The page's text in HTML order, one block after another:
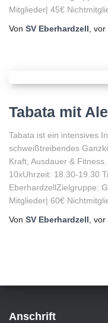
Mitglieder| 45€
Von SV Eberhardzell , vor
Tabata mit
Tabata ist ein intensives
schweißtreibendes
Kraft, Ausdauer &
10xUhrzeit: 18.30-19.30
EberhardzellZielgruppe:
Mitglieder| 60€
Von SV Eberhardzell , vor
Anschrift